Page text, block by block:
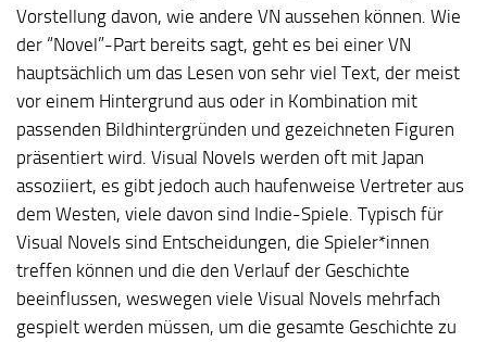
Vorstellung davon, wie andere VN aussehen können. Wie
der “Novel”-Part bereits sagt, geht es bei einer VN
hauptsächlich um das Lesen von sehr viel Text, der meist
vor einem Hintergrund aus oder in Kombination mit
passenden Bildhintergründen und gezeichneten Figuren
präsentiert wird. Visual Novels werden oft mit Japan
assoziiert, es gibt jedoch auch haufenweise Vertreter aus
dem Westen, viele davon sind Indie-Spiele. Typisch für
Visual Novels sind Entscheidungen, die Spieler*innen
treffen können und die den Verlauf der Geschichte
beeinflussen, weswegen viele Visual Novels mehrfach
gespielt werden müssen, um die gesamte Geschichte zu